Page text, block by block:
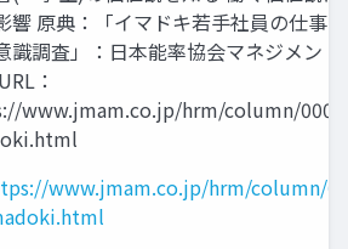
響 原典：「イマドキ若手社員の仕事
識調査」：日本能率協会マネジメント
：
www.jmam.co.jp/hrm/column/
www.jmam.co.jp/hrm/column/